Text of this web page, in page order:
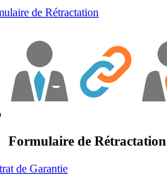
de Rétractation
Formulaire de Rétractation
de Garantie